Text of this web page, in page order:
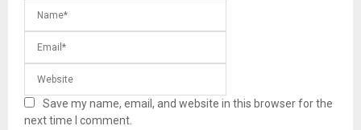
Save my name, email, and website in this browser for the
next time I comment.